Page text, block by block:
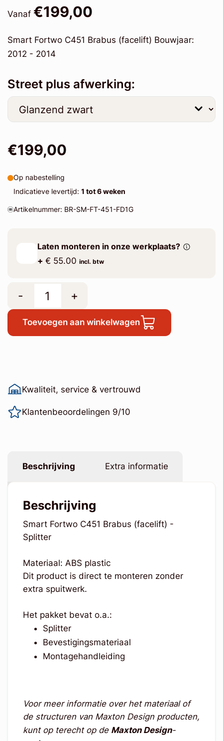
Vanaf €199,00
Smart Fortwo C451 Brabus (facelift) Bouwjaar:
2012 - 2014
Street plus afwerking:
€199,00
Op nabestelling
Indicatieve levertijd: 1 tot 6 weken
Artikelnummer: BR-SM-FT-451-FD1G
Laten monteren in onze werkplaats?
+ € 55.00 incl. btw
- +
Toevoegen aan winkelwagen
Kwaliteit, service & vertrouwd
Klantenbeoordelingen 9/10
Beschrijving Extra informatie
Beschrijving
Smart Fortwo C451 Brabus (facelift) -
Splitter
Materiaal: ABS plastic
Dit product is direct te monteren zonder
extra spuitwerk.
Het pakket bevat o.a.:
Splitter
Bevestigingsmateriaal
Montagehandleiding
Voor meer informatie over het materiaal of
de structuren van Maxton Design producten,
kunt op terecht op de Maxton Design-